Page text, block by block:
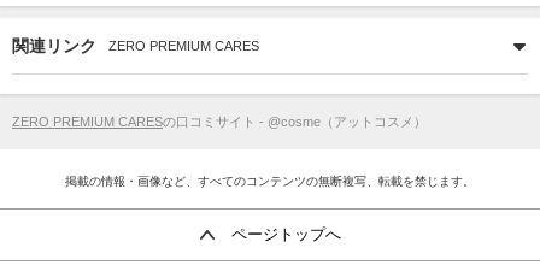
関連リンク ZERO PREMIUM CARES
ZERO PREMIUM CARESの口コミサイト - @cosme（アットコスメ）
掲載の情報・画像など、すべてのコンテンツの無断複写、転載を禁じます。
ページトップへ